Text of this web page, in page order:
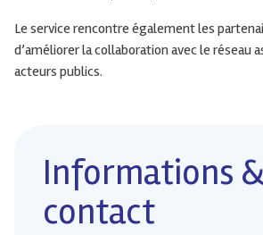
Le service rencontre également les
d’améliorer la collaboration avec le réseau
acteurs publics.
Informations
contact